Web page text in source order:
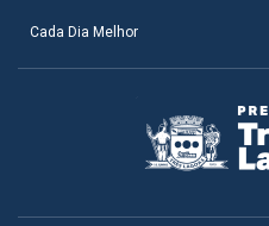
Cada Dia Melhor